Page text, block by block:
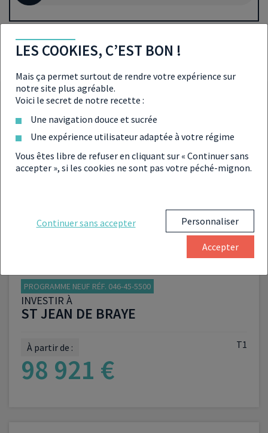
ANNONCES QUI POURRAIENT
VOUS INTÉRESSER À PROXIMITÉ
PROGRAMME NEUF RÉF. 046-45-5500
INVESTIR À
ST JEAN DE BRAYE
T1
À partir de :
98 921 €
LES COOKIES, C’EST BON !
Mais ça permet surtout de rendre votre expérience sur
notre site plus agréable.
Voici le secret de notre recette :
Une navigation douce et sucrée
Une expérience utilisateur adaptée à votre régime
Vous êtes libre de refuser en cliquant sur « Continuer sans
accepter », si les cookies ne sont pas votre péché-mignon.
Continuer sans accepter Personnaliser
Accepter